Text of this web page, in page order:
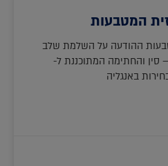
המטבעות
ההודעה על השלמת שלב
והחתימה המתוכננת ל-